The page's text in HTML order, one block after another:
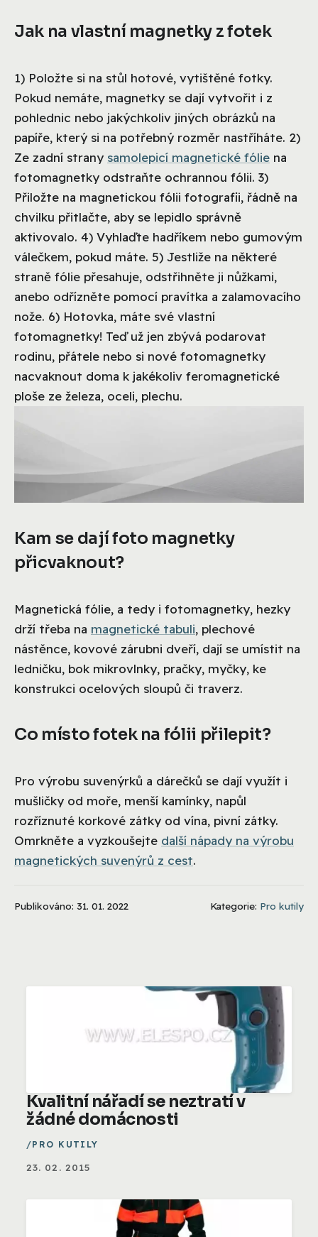
Jak na vlastní magnetky z fotek
1) Položte si na stůl hotové, vytištěné fotky.
Pokud nemáte, magnetky se dají vytvořit i z
pohlednic nebo jakýchkoliv jiných obrázků na
papíře, který si na potřebný rozměr nastříháte. 2)
Ze zadní strany samolepicí magnetické fólie na
fotomagnetky odstraňte ochrannou fólii. 3)
Přiložte na magnetickou fólii fotografii, řádně na
chvilku přitlačte, aby se lepidlo správně
aktivovalo. 4) Vyhlaďte hadříkem nebo gumovým
válečkem, pokud máte. 5) Jestliže na některé
straně fólie přesahuje, odstřihněte ji nůžkami,
anebo odřízněte pomocí pravítka a zalamovacího
nože. 6) Hotovka, máte své vlastní
fotomagnetky! Teď už jen zbývá podarovat
rodinu, přátele nebo si nové fotomagnetky
nacvaknout doma k jakékoliv feromagnetické
ploše ze železa, oceli, plechu.
Kam se dají foto magnetky
přicvaknout?
Magnetická fólie, a tedy i fotomagnetky, hezky
drží třeba na magnetické tabuli, plechové
nástěnce, kovové zárubni dveří, dají se umístit na
ledničku, bok mikrovlnky, pračky, myčky, ke
konstrukci ocelových sloupů či traverz.
Co místo fotek na fólii přilepit?
Pro výrobu suvenýrků a dárečků se dají využít i
mušličky od moře, menší kamínky, napůl
rozříznuté korkové zátky od vína, pivní zátky.
Omrkněte a vyzkoušejte další nápady na výrobu
magnetických suvenýrů z cest.
Publikováno: 31. 01. 2022 Kategorie: Pro kutily
Kvalitní nářadí se neztratí v
žádné domácnosti
PRO KUTILY
23. 02. 2015